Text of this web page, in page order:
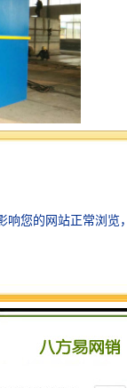
，旨在持续
设备通常具
风险。
房、诊室、
殊需求，所